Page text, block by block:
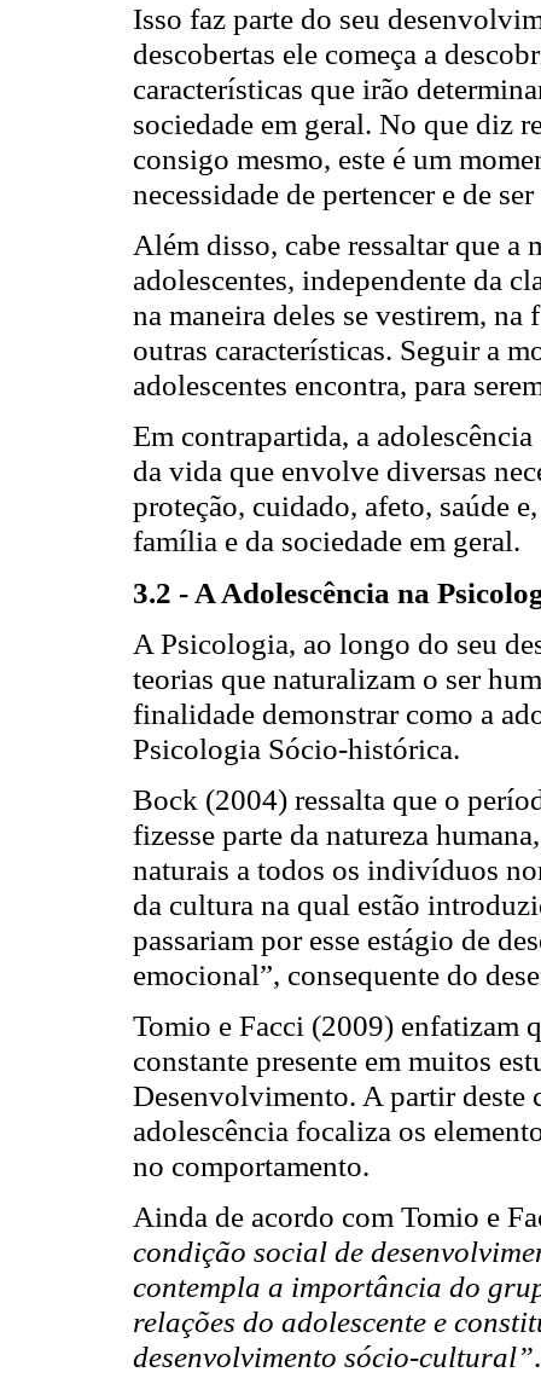
Isso faz parte do seu
descobertas ele começa a
características que irão
sociedade em geral. No que diz
consigo mesmo, este é um
necessidade de pertencer e de
Além disso, cabe ressaltar que
adolescentes, independente da
na maneira deles se vestirem, na
outras características. Seguir a
adolescentes encontra, para
Em contrapartida, a
da vida que envolve diversas
proteção, cuidado, afeto, saúde
família e da sociedade em geral.
3.2 - A Adolescência na
A Psicologia, ao longo do seu
teorias que naturalizam o ser
finalidade demonstrar como a
Psicologia Sócio-histórica.
Bock (2004) ressalta que o
fizesse parte da natureza
naturais a todos os indivíduos
da cultura na qual estão
passariam por esse estágio de
emocional”, consequente do
Tomio e Facci (2009) enfatizam
constante presente em muitos
Desenvolvimento. A partir deste
adolescência focaliza os
no comportamento.
Ainda de acordo com Tomio e
condição social de
contempla a importância do
relações do adolescente e
desenvolvimento sócio-cultural”.